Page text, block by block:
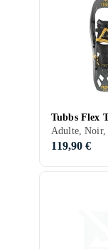
Tubbs Flex
119,90 €